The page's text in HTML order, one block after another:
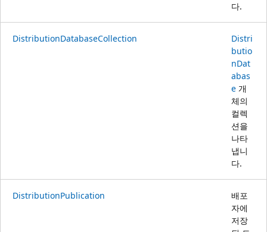
다.
DistributionDatabaseCollection
Distri
butio
nDat
abas
e 개
체의
컬렉
션을
나타
냅니
다.
DistributionPublication
배포
자에
저장